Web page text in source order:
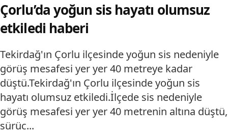
Çorlu’da yoğun sis hayatı olumsuz
etkiledi haberi
Tekirdağ'ın Çorlu ilçesinde yoğun sis nedeniyle
görüş mesafesi yer yer 40 metreye kadar
düştü.Tekirdağ'ın Çorlu ilçesinde yoğun sis
hayatı olumsuz etkiledi.İlçede sis nedeniyle
görüş mesafesi yer yer 40 metrenin altına düştü,
sürüc...